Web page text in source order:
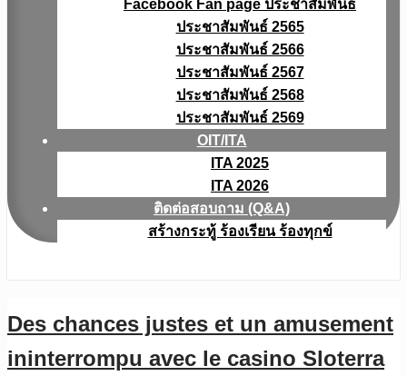
Facebook Fan page ประชาสัมพันธ์
ประชาสัมพันธ์ 2565
ประชาสัมพันธ์ 2566
ประชาสัมพันธ์ 2567
ประชาสัมพันธ์ 2568
ประชาสัมพันธ์ 2569
OIT/ITA
ITA 2025
ITA 2026
ติดต่อสอบถาม (Q&A)
สร้างกระทู้ ร้องเรียน ร้องทุกข์
Des chances justes et un amusement
ininterrompu avec le casino Sloterra